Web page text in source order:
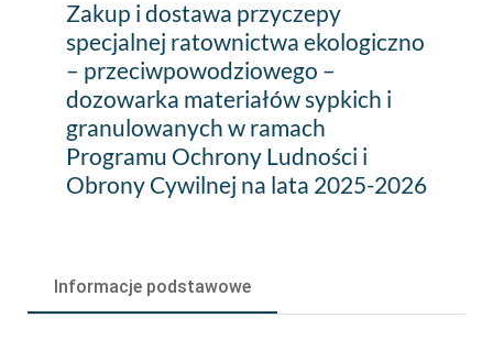
dostawa
przyczepy
specjalnej
ratownictwa
przeciwpowodziowego
Zakup i dostawa przyczepy
specjalnej ratownictwa ekologiczno
– przeciwpowodziowego –
dozowarka materiałów sypkich i
granulowanych w ramach
Programu Ochrony Ludności i
Obrony Cywilnej na lata 2025-2026
Informacje podstawowe